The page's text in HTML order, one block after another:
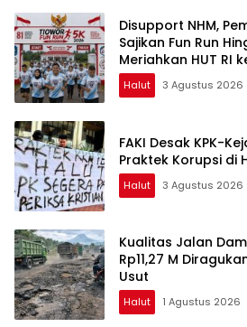
Disupport NHM,
Sajikan Fun Run
Meriahkan HUT RI
Halut 3 Agustus 2026
FAKI Desak KPK-
Praktek Korupsi di
Halut 3 Agustus 2026
Kualitas Jalan
Rp11,27 M
Usut
Halut 1 Agustus 2026